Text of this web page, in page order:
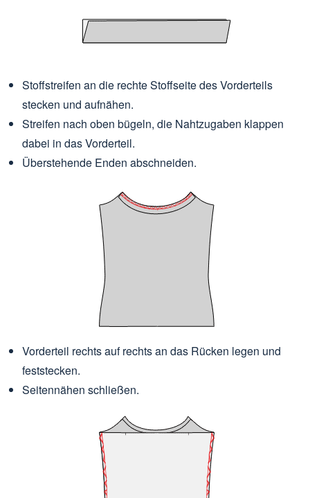
Stoffstreifen an die rechte Stoffseite des Vorderteils
stecken und aufnähen.
Streifen nach oben bügeln, die Nahtzugaben klappen
dabei in das Vorderteil.
Überstehende Enden abschneiden.
Vorderteil rechts auf rechts an das Rücken legen und
feststecken.
Seitennähen schließen.